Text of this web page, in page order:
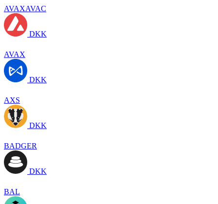
AVAXAVAC
DKK
AVAX
DKK
AXS
DKK
BADGER
DKK
BAL